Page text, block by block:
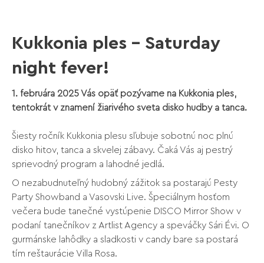
Kukkonia ples – Saturday
night fever!
1. februára 2025 Vás opäť pozývame na Kukkonia ples,
tentokrát v znamení žiarivého sveta disko hudby a tanca.
Šiesty ročník Kukkonia plesu sľubuje sobotnú noc plnú
disko hitov, tanca a skvelej zábavy. Čaká Vás aj pestrý
sprievodný program a lahodné jedlá.
O nezabudnuteľný hudobný zážitok sa postarajú Pesty
Party Showband a Vasovski Live. Špeciálnym hosťom
večera bude tanečné vystúpenie DISCO Mirror Show v
podaní tanečníkov z Artlist Agency a speváčky Sári Évi. O
gurmánske lahôdky a sladkosti v candy bare sa postará
tím reštaurácie Villa Rosa.